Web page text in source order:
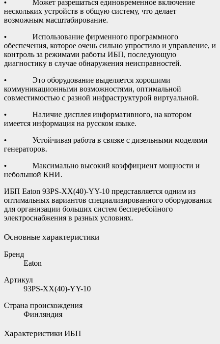
• Может разрешаться единовременное включение
нескольких устройств в общую систему, что делает
возможным масштабирование.
• Использование фирменного программного
обеспечения, которое очень сильно упростило и управление, и
контроль за режимами работы ИБП, последующую
диагностику в случае обнаружения неисправностей.
• Это оборудование выделяется хорошими
коммуникационными возможностями, оптимальной
совместимостью с разной инфраструктурой виртуальной.
• Наличие дисплея информативного, на котором
имеется информация на русском языке.
• Устойчивая работа в связке с дизельными моделями
генераторов.
• Максимально высокий коэффициент мощности и
небольшой КНИ.
ИБП Eaton 93PS-XX(40)-YY-10 представляется одним из
оптимальных вариантов специализированного оборудования
для организации больших систем бесперебойного
электроснабжения в разных условиях.
Основные характеристики
Бренд
Eaton
Артикул
93PS-XX(40)-YY-10
Страна происхождения
Финляндия
Характеристики ИБП